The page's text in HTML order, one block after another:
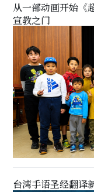
从一部动画开始《
宣教之门
台湾手语圣经翻译